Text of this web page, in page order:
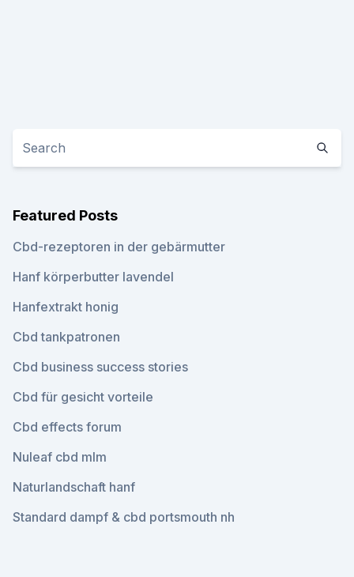
Featured Posts
Cbd-rezeptoren in der gebärmutter
Hanf körperbutter lavendel
Hanfextrakt honig
Cbd tankpatronen
Cbd business success stories
Cbd für gesicht vorteile
Cbd effects forum
Nuleaf cbd mlm
Naturlandschaft hanf
Standard dampf & cbd portsmouth nh